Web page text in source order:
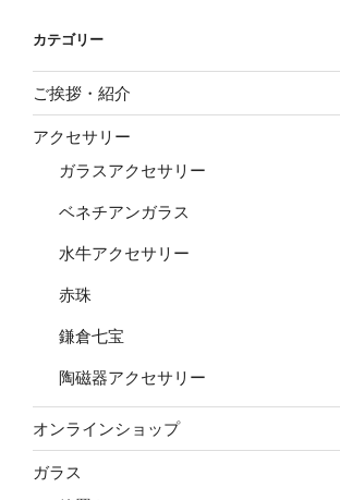
カテゴリー
ご挨拶・紹介
アクセサリー
ガラスアクセサリー
ベネチアンガラス
水牛アクセサリー
赤珠
鎌倉七宝
陶磁器アクセサリー
オンラインショップ
ガラス